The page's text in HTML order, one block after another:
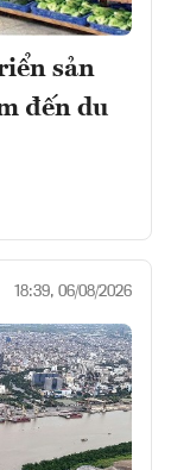
sản
đến du
18:39, 06/08/2026